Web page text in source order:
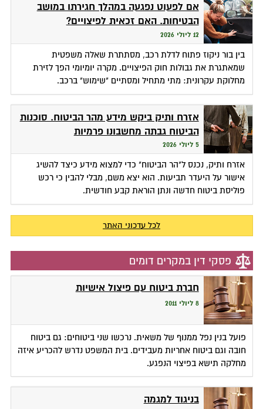
אם לפעוט נפגעה במהלך חגירתו במושב
הבטיחות. האם זכאית לפיצויים?
12 ליולי 2026
בין בור ניקוז פתוח לדלת רכב, מסתתרת שאלה משפטית
שמאתגרת את גבולות חוק הפיצויים. מקרה יומיומי הפך לזירת
מחלוקת עקרונית: מתי מתחיל ומסתיים "שימוש" ברכב.
אזרח ותיק ביקש מידע מהר הביטוח. סוכנות
הביטוח גבתה מחשבונו פרמיות
5 ליולי 2026
אזרח ותיק, נכנס ל"הר הביטוח" כדי למצוא מידע כיצד להשיג
אישור על היעדר תביעות. הוא יצא משם, מבלי להבין כי רכש
פוליסת ביטוח חדשה ונתן הוראת קבע חודשית.
לכל עדכוני האתר
פסקי דין במקרים דומים
חברת ביטוח עם פיצול אישיות
8 ליולי 2011
פועל בנין נפל ממנוף של משאית. נרכשו שני ביטוחים: גם ביטוח
חובה וגם ביטוח אחריות מעבידים. בית המשפט נדרש להכריע איזה
מחלקה תישא בפיצוי הנפגע.
בניגוד למגמה